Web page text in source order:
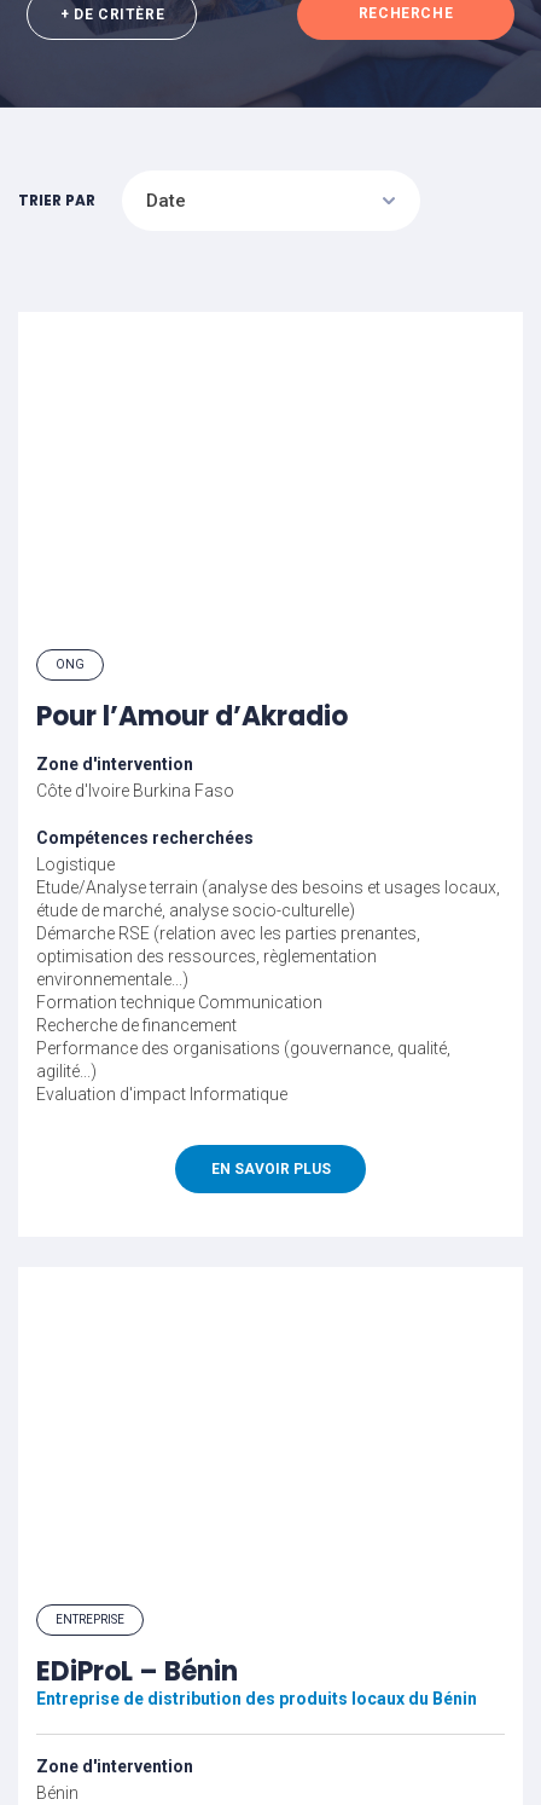
+ DE CRITÈRE RECHERCHE
TRIER PAR
ONG
Pour l’Amour d’Akradio
Zone d'intervention
Côte d'Ivoire Burkina Faso
Compétences recherchées
Logistique
Etude/Analyse terrain (analyse des besoins et usages locaux,
étude de marché, analyse socio-culturelle)
Démarche RSE (relation avec les parties prenantes,
optimisation des ressources, règlementation
environnementale...)
Formation technique Communication
Recherche de financement
Performance des organisations (gouvernance, qualité,
agilité...)
Evaluation d'impact Informatique
EN SAVOIR PLUS
ENTREPRISE
EDiProL – Bénin
Entreprise de distribution des produits locaux du Bénin
Zone d'intervention
Bénin